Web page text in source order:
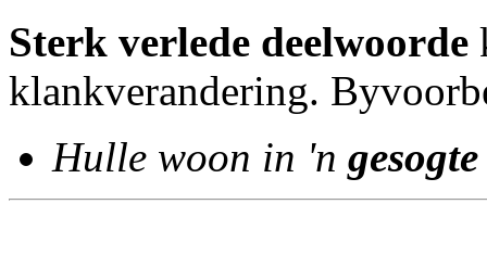
Sterk verlede deelwoorde
klankverandering.
Hulle woon in 'n